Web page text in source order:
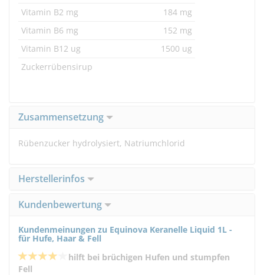
Vitamin B2 mg
184 mg
Vitamin B6 mg
152 mg
Vitamin B12 ug
1500 ug
Zuckerrübensirup
Zusammensetzung
Rübenzucker hydrolysiert, Natriumchlorid
Herstellerinfos
Kundenbewertung
Kundenmeinungen zu Equinova Keranelle Liquid 1L -
für Hufe, Haar & Fell
hilft bei brüchigen Hufen und stumpfen
Fell